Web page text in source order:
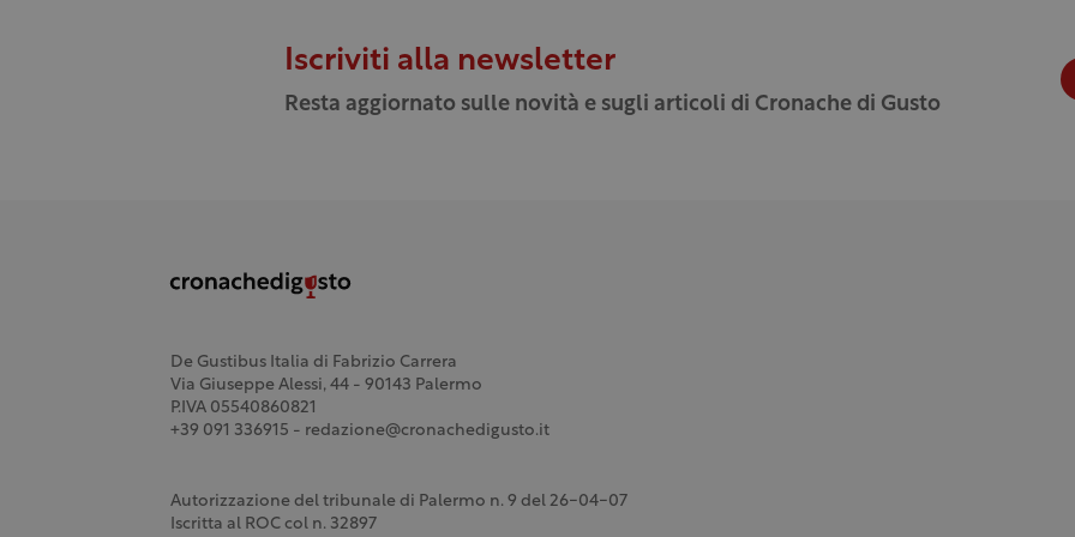
Iscriviti alla newsletter
Resta aggiornato sulle novità e sugli articoli di Cronache di Gusto
De Gustibus Italia di Fabrizio Carrera
Via Giuseppe Alessi, 44 - 90143 Palermo
P.IVA 05540860821
+39 091 336915 - redazione@cronachedigusto.it
Autorizzazione del tribunale di Palermo n. 9 del 26-04-07
Iscritta al ROC col n. 32897